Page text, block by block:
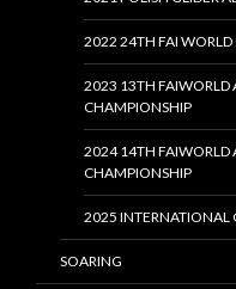
2022 24TH FAI WORLD
2023 13TH FAIWORLD
CHAMPIONSHIP
2024 14TH FAIWORLD
CHAMPIONSHIP
2025 INTERNATIONAL
SOARING